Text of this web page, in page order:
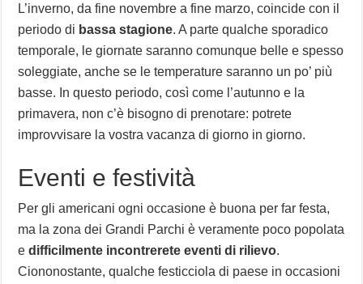
L’inverno, da fine novembre a fine marzo, coincide con il
periodo di bassa stagione. A parte qualche sporadico
temporale, le giornate saranno comunque belle e spesso
soleggiate, anche se le temperature saranno un po’ più
basse. In questo periodo, così come l’autunno e la
primavera, non c’è bisogno di prenotare: potrete
improvvisare la vostra vacanza di giorno in giorno.
Eventi e festività
Per gli americani ogni occasione è buona per far festa,
ma la zona dei Grandi Parchi è veramente poco popolata
edifficilmente incontrerete eventi di rilievo.
Ciononostante, qualche festicciola di paese in occasioni